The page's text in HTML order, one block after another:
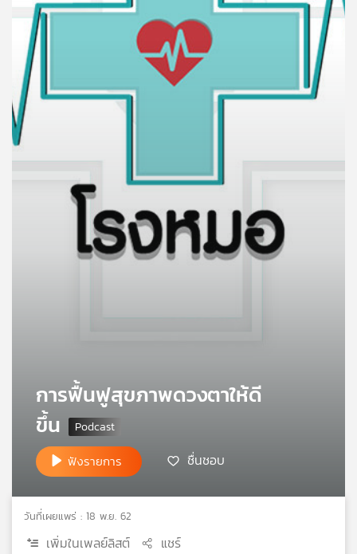
ลิ
ของ
คุณ
เพลง
เครือ
เอส
การฟื้นฟูสุขภาพดวงตาให้ดี
ขึ้น
ฟังรายการ ชื่นชอบ
วันที่เผยแพร่ : 18 พ.ย. 62
เพิ่มในเพลย์ลิสต์ แชร์